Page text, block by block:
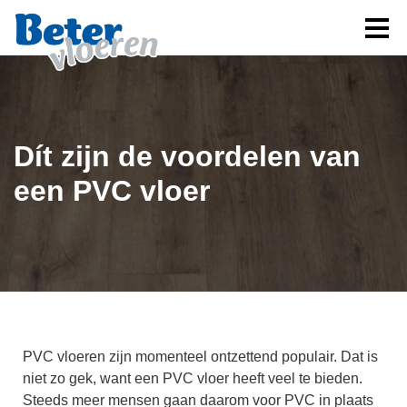
Dít zijn de voordelen van
een PVC vloer
PVC vloeren zijn momenteel ontzettend populair. Dat is
niet zo gek, want een PVC vloer heeft veel te bieden.
Steeds meer mensen gaan daarom voor PVC in plaats